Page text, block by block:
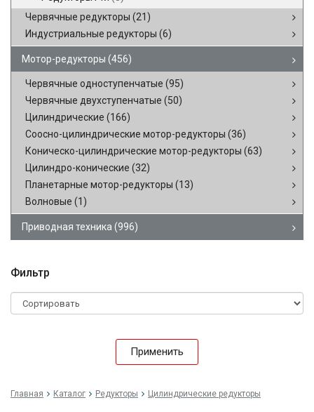
Червячные редукторы (21)
Индустриальные редукторы (6)
Мотор-редукторы (456)
Червячные одноступенчатые (95)
Червячные двухступенчатые (50)
Цилиндрические (166)
Соосно-цилиндрические мотор-редукторы (36)
Коническо-цилиндрические мотор-редукторы (63)
Цилиндро-конические (32)
Планетарные мотор-редукторы (13)
Волновые (1)
Приводная техника (996)
Фильтр
Применить
Главная Каталог Редукторы Цилиндрические редукторы